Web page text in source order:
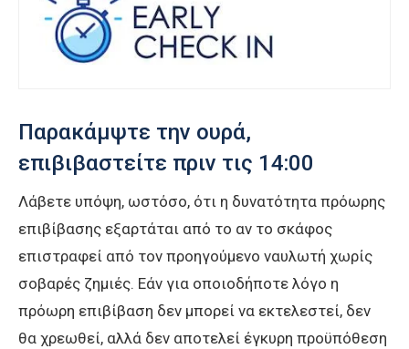
Παρακάμψτε την ουρά,
επιβιβαστείτε πριν τις 14:00
Λάβετε υπόψη, ωστόσο, ότι η δυνατότητα πρόωρης
επιβίβασης εξαρτάται από το αν το σκάφος
επιστραφεί από τον προηγούμενο ναυλωτή χωρίς
σοβαρές ζημιές. Εάν για οποιοδήποτε λόγο η
πρόωρη επιβίβαση δεν μπορεί να εκτελεστεί, δεν
θα χρεωθεί, αλλά δεν αποτελεί έγκυρη προϋπόθεση